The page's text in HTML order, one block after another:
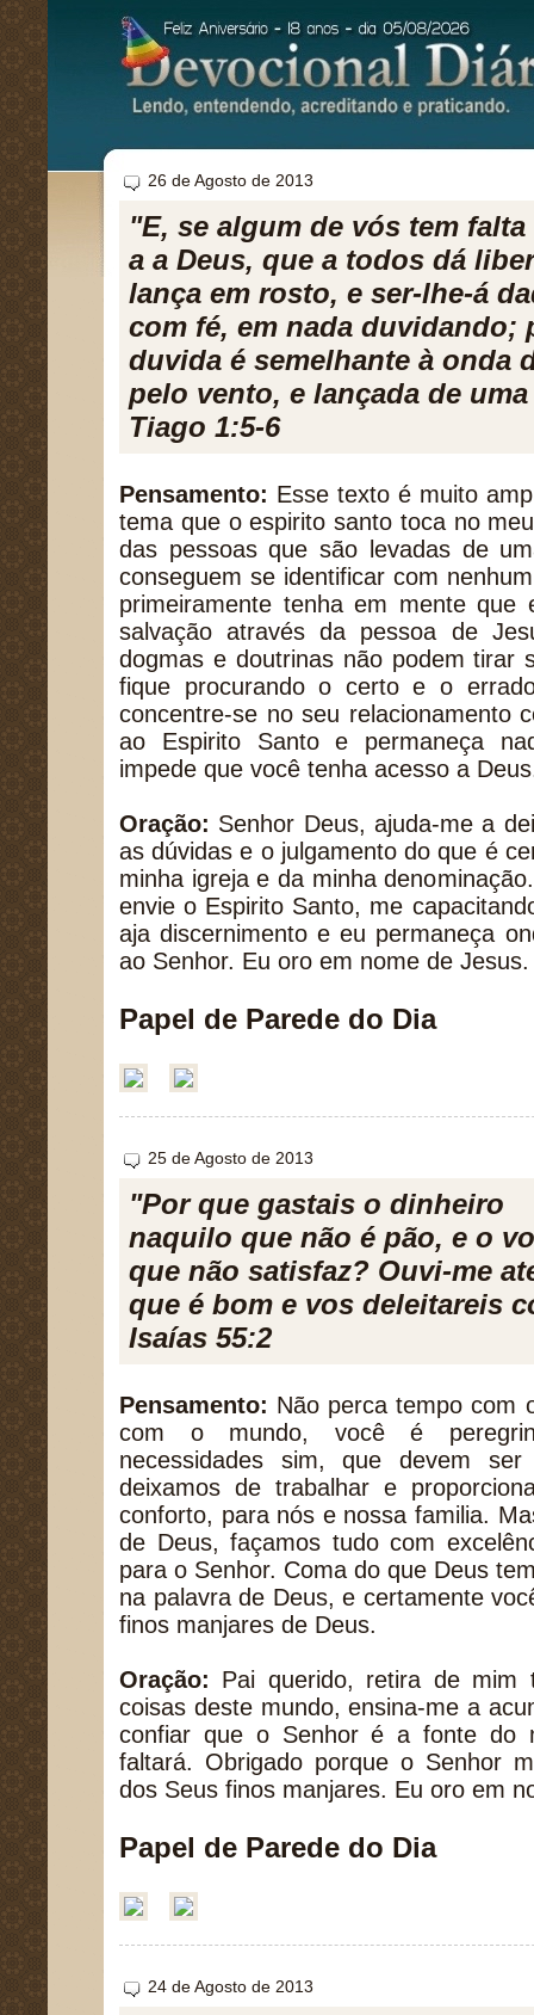
26 de Agosto de 2013
"E, se algum de vós tem
a a Deus, que a todos dá
lança em rosto, e ser-lhe-á
com fé, em nada duvidando;
duvida é semelhante à onda
pelo vento, e lançada de
Tiago 1:5-6
Pensamento: Esse texto é muito
tema que o espirito santo toca no
das pessoas que são levadas de
conseguem se identificar com
primeiramente tenha em mente que
salvação através da pessoa de
dogmas e doutrinas não podem tirar
fique procurando o certo e o
concentre-se no seu relacionamento
ao Espirito Santo e permaneça
impede que você tenha acesso a
Oração: Senhor Deus, ajuda-me a
as dúvidas e o julgamento do que é
minha igreja e da minha
envie o Espirito Santo, me
aja discernimento e eu permaneça
ao Senhor. Eu oro em nome de
Papel de Parede do Dia
25 de Agosto de 2013
"Por que gastais o dinheiro
naquilo que não é pão, e o
que não satisfaz? Ouvi-me
que é bom e vos deleitareis
Isaías 55:2
Pensamento: Não perca tempo com
com o mundo, você é
necessidades sim, que devem
deixamos de trabalhar e
conforto, para nós e nossa familia.
de Deus, façamos tudo com
para o Senhor. Coma do que Deus
na palavra de Deus, e certamente
finos manjares de Deus.
Oração: Pai querido, retira de mim
coisas deste mundo, ensina-me a
confiar que o Senhor é a fonte do
faltará. Obrigado porque o Senhor
dos Seus finos manjares. Eu oro em
Papel de Parede do Dia
24 de Agosto de 2013